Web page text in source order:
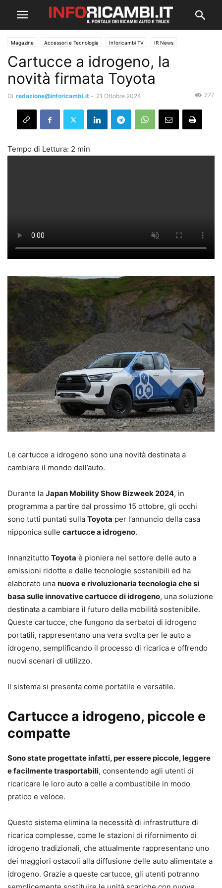
Magazine Accessori e Tecnologia Inforicambi TV IR News
Cartucce a idrogeno, la
novità firmata Toyota
Di redazione@inforicambi.it - 21 Ottobre 2024 777
Le cartucce a idrogeno sono una novità destinata a
cambiare il mondo dell’auto.
Durante la Japan Mobility Show Bizweek 2024, in
programma a partire dal prossimo 15 ottobre, gli occhi
sono tutti puntati sulla Toyota per l’annuncio della casa
nipponica sulle cartucce a idrogeno.
Innanzitutto Toyota è pioniera nel settore delle auto a
emissioni ridotte e delle tecnologie sostenibili ed ha
elaborato una nuova e rivoluzionaria tecnologia che si
basa sulle innovative cartucce di idrogeno, una soluzione
destinata a cambiare il futuro della mobilità sostenibile.
Queste cartucce, che fungono da serbatoi di idrogeno
portatili, rappresentano una vera svolta per le auto a
idrogeno, semplificando il processo di ricarica e offrendo
nuovi scenari di utilizzo.
Il sistema si presenta come portatile e versatile.
Cartucce a idrogeno, piccole e
compatte
Sono state progettate infatti, per essere piccole, leggere
e facilmente trasportabili, consentendo agli utenti di
ricaricare le loro auto a celle a combustibile in modo
pratico e veloce.
Questo sistema elimina la necessità di infrastrutture di
ricarica complesse, come le stazioni di rifornimento di
idrogeno tradizionali, che attualmente rappresentano uno
dei maggiori ostacoli alla diffusione delle auto alimentate a
idrogeno. Grazie a queste cartucce, gli utenti potranno